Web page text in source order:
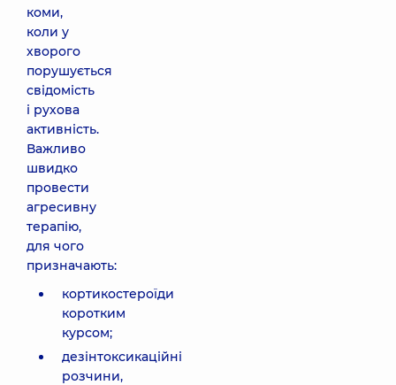
коми,
коли у
хворого
порушується
свідомість
і рухова
активність.
Важливо
швидко
провести
агресивну
терапію,
для чого
призначають:
кортикостероїди
коротким
курсом;
дезінтоксикаційні
розчини,